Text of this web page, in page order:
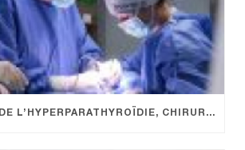
TRAITEMENT DE L’HYPERPARATHYROÏDIE, CHIRURGIE PRÉCISE POUR UNE SANTÉ OSSEUSE OPTIMALE.